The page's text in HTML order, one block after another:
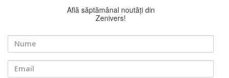
Află săptămânal noutăți din
Zenivers!